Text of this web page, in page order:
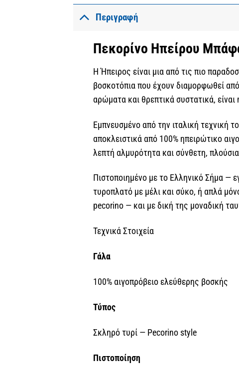
Περιγραφή
Πεκορίνο Ηπείρου
Η Ήπειρος είναι μια από τις πιο
βοσκοτόπια που έχουν διαμορφωθεί
αρώματα και θρεπτικά συστατικά,
Εμπνευσμένο από την ιταλική τεχνική
αποκλειστικά από 100% ηπειρώτικο
λεπτή αλμυρότητα και σύνθετη,
Πιστοποιημένο με το Ελληνικό Σήμα —
τυροπλατό με μέλι και σύκο, ή απλά
pecorino — και με δική της μοναδική
Τεχνικά Στοιχεία
Γάλα
100% αιγοπρόβειο ελεύθερης βοσκής
Τύπος
Σκληρό τυρί — Pecorino style
Πιστοποίηση